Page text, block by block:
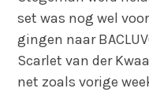
set was nog wel
gingen naar
Scarlet van der
net zoals vorige